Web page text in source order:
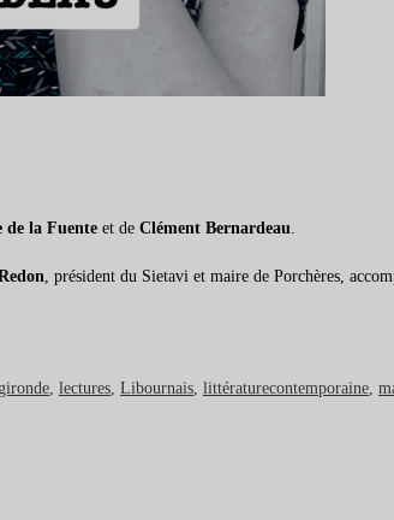
de la Fuente et de Clément Bernardeau.
, président du Sietavi et maire de Porchères,
gironde, lectures, Libournais, littératurecontemporaine,